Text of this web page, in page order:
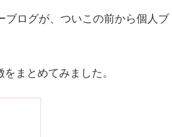
ログが、ついこの前から個人ブ
まとめてみました。